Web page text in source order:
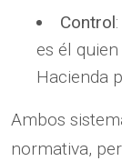
Control
es él
Hacienda
Ambos
normativa,